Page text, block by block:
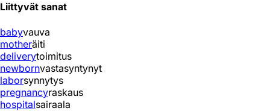
Liittyvät sanat
babyvauva
motheräiti
deliverytoimitus
newbornvastasyntynyt
laborsynnytys
pregnancyraskaus
hospitalsairaala